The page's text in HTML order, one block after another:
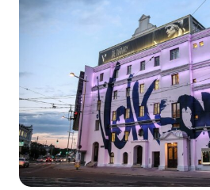
a
n
t
e
d
e
1
0